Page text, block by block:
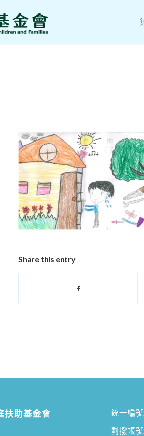
Share this entry
扶助基金會
統一編
劃撥帳